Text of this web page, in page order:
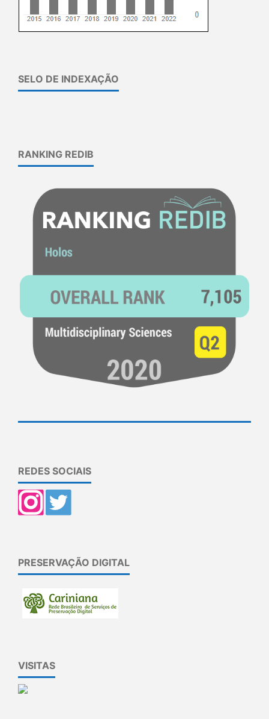
SELO DE INDEXAÇÃO
RANKING REDIB
REDES SOCIAIS
PRESERVAÇÃO DIGITAL
VISITAS